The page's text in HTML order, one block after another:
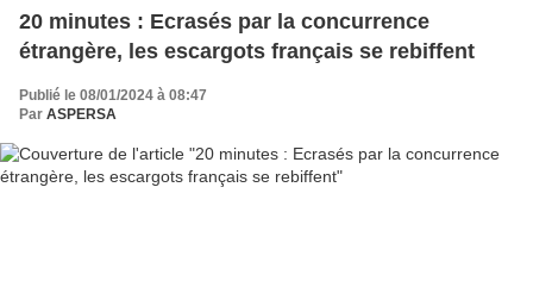
20 minutes : Ecrasés par la concurrence
étrangère, les escargots français se rebiffent
Publié le 08/01/2024 à 08:47
Par ASPERSA